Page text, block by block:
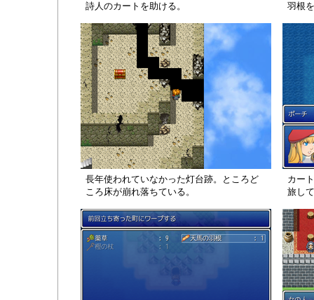
詩人のカートを助ける。
羽根
長年使われていなかった灯台跡。ところど
ころ床が崩れ落ちている。
カー
旅し